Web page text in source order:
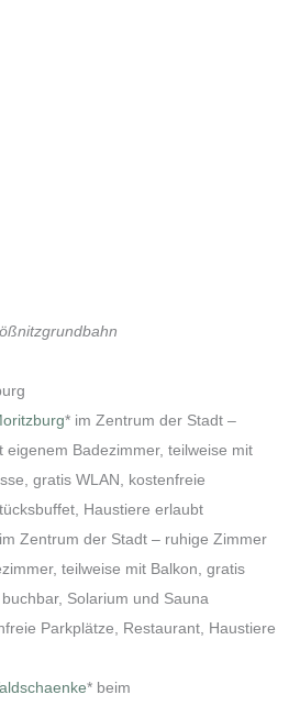
* im Zentrum der Stadt –
eigenem Badezimmer, teilweise mit
gratis WLAN, kostenfreie
Haustiere erlaubt
Zentrum der Stadt – ruhige Zimmer
teilweise mit Balkon, gratis
Solarium und Sauna
Parkplätze, Restaurant, Haustiere
* beim